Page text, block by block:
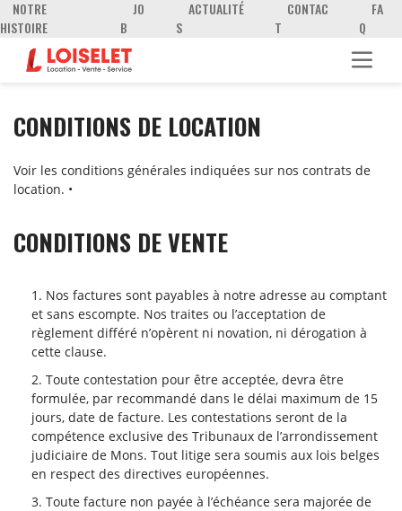
NOTRE
HISTOIRE
JO
B
ACTUALITÉ
S
CONTAC
T
FA
Q
CONDITIONS DE LOCATION
Voir les conditions générales indiquées sur nos contrats de
location. •
CONDITIONS DE VENTE
Nos factures sont payables à notre adresse au comptant
et sans escompte. Nos traites ou l’acceptation de
règlement différé n’opèrent ni novation, ni dérogation à
cette clause.
Toute contestation pour être acceptée, devra être
formulée, par recommandé dans le délai maximum de 15
jours, date de facture. Les contestations seront de la
compétence exclusive des Tribunaux de l’arrondissement
judiciaire de Mons. Tout litige sera soumis aux lois belges
en respect des directives européennes.
Toute facture non payée à l’échéance sera majorée de